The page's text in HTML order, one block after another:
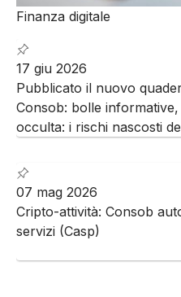
Finanza digitale
17 giu 2026
Pubblicato il nuovo
Consob: bolle
occulta: i rischi nascosti
07 mag 2026
Cripto-attività: Consob
servizi (Casp)